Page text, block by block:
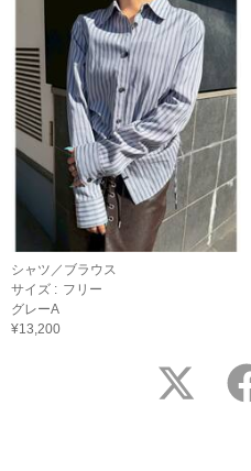
シャツ／ブラウス
サイズ : フリー
グレーA
¥13,200
twitter